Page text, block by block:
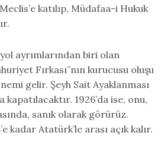
katılıp, Müdafaa-i Hukuk
ayrımlarından biri olan
Fırkası”nın kurucusu oluşu
gelir. Şeyh Sait Ayaklanması
kapatılacaktır. 1926’da ise, onu,
sanık olarak görürüz.
kadar Atatürk’le arası açık kalır.